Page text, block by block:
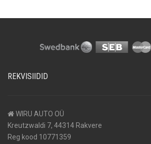
REKVISIIDID
WIRU AUTO OÜ
Kreutzwaldi 7, 44314 Rakvere
Reg kood 10771359